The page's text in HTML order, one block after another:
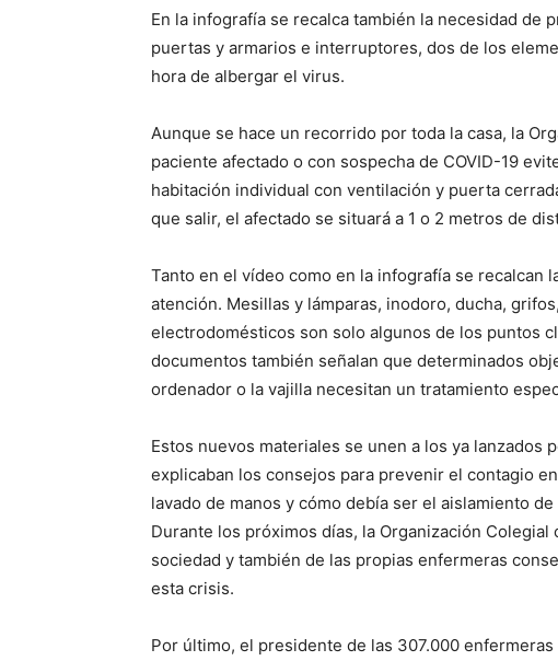
En la infografía se recalca también la necesidad de
puertas y armarios e interruptores, dos de los
hora de albergar el virus.
Aunque se hace un recorrido por toda la casa, la
paciente afectado o con sospecha de COVID-19
habitación individual con ventilación y puerta
que salir, el afectado se situará a 1 o 2 metros de
Tanto en el vídeo como en la infografía se recalcan
atención. Mesillas y lámparas, inodoro, ducha,
electrodomésticos son solo algunos de los puntos
documentos también señalan que determinados
ordenador o la vajilla necesitan un tratamiento
Estos nuevos materiales se unen a los ya lanzados
explicaban los consejos para prevenir el contagio
lavado de manos y cómo debía ser el aislamiento
Durante los próximos días, la Organización
sociedad y también de las propias enfermeras
esta crisis.
Por último, el presidente de las 307.000